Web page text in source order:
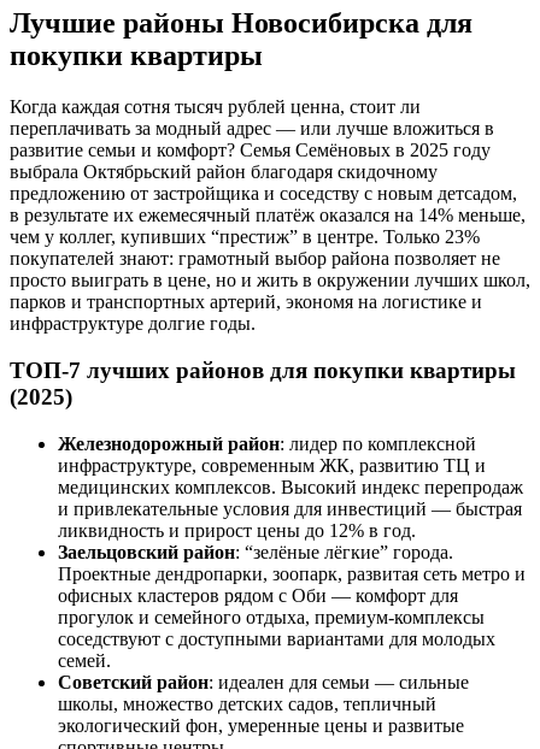
Лучшие районы Новосибирска для
покупки квартиры
Когда каждая сотня тысяч рублей ценна, стоит ли
переплачивать за модный адрес — или лучше вложиться в
развитие семьи и комфорт? Семья Семёновых в 2025 году
выбрала Октябрьский район благодаря скидочному
предложению от застройщика и соседству с новым детсадом,
в результате их ежемесячный платёж оказался на 14% меньше,
чем у коллег, купивших “престиж” в центре. Только 23%
покупателей знают: грамотный выбор района позволяет не
просто выиграть в цене, но и жить в окружении лучших школ,
парков и транспортных артерий, экономя на логистике и
инфраструктуре долгие годы.
ТОП-7 лучших районов для покупки квартиры
(2025)
Железнодорожный район: лидер по комплексной
инфраструктуре, современным ЖК, развитию ТЦ и
медицинских комплексов. Высокий индекс перепродаж
и привлекательные условия для инвестиций — быстрая
ликвидность и прирост цены до 12% в год.
Заельцовский район: “зелёные лёгкие” города.
Проектные дендропарки, зоопарк, развитая сеть метро и
офисных кластеров рядом с Оби — комфорт для
прогулок и семейного отдыха, премиум-комплексы
соседствуют с доступными вариантами для молодых
семей.
Советский район: идеален для семьи — сильные
школы, множество детских садов, тепличный
экологический фон, умеренные цены и развитые